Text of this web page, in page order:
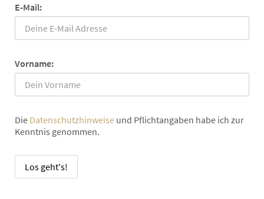
E-Mail:
Vorname:
Die Datenschutzhinweise und Pflichtangaben habe ich zur
Kenntnis genommen.